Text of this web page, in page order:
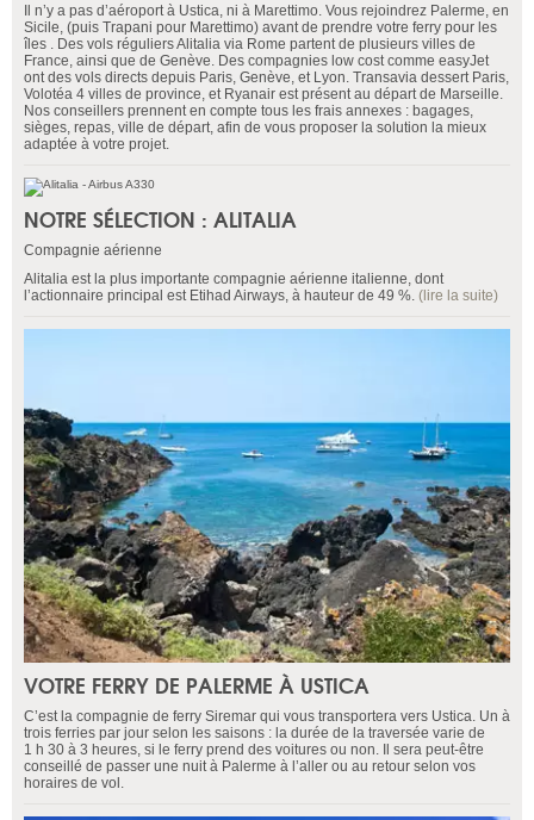
Il n’y a pas d’aéroport à Ustica, ni à Marettimo. Vous rejoindrez Palerme, en
Sicile, (puis Trapani pour Marettimo) avant de prendre votre ferry pour les
îles . Des vols réguliers Alitalia via Rome partent de plusieurs villes de
France, ainsi que de Genève. Des compagnies low cost comme easyJet
ont des vols directs depuis Paris, Genève, et Lyon. Transavia dessert Paris,
Volotéa 4 villes de province, et Ryanair est présent au départ de Marseille.
Nos conseillers prennent en compte tous les frais annexes : bagages,
sièges, repas, ville de départ, afin de vous proposer la solution la mieux
adaptée à votre projet.
NOTRE SÉLECTION : ALITALIA
Compagnie aérienne
Alitalia est la plus importante compagnie aérienne italienne, dont
l’actionnaire principal est Etihad Airways, à hauteur de 49 %. (lire la suite)
VOTRE FERRY DE PALERME À USTICA
C’est la compagnie de ferry Siremar qui vous transportera vers Ustica. Un à
trois ferries par jour selon les saisons : la durée de la traversée varie de
1 h 30 à 3 heures, si le ferry prend des voitures ou non. Il sera peut-être
conseillé de passer une nuit à Palerme à l’aller ou au retour selon vos
horaires de vol.